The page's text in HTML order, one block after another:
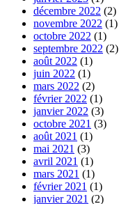
décembre 2022 (2)
novembre 2022 (1)
octobre 2022 (1)
septembre 2022 (2)
août 2022 (1)
juin 2022 (1)
mars 2022 (2)
février 2022 (1)
janvier 2022 (3)
octobre 2021 (3)
août 2021 (1)
mai 2021 (3)
avril 2021 (1)
mars 2021 (1)
février 2021 (1)
janvier 2021 (2)